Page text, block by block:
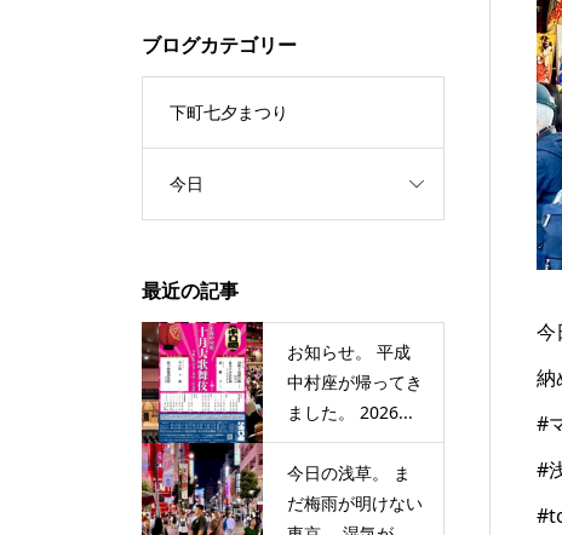
今
納
#
#
ブログカテゴリー
下町七夕まつり
今日
最近の記事
お知らせ。 平成
中村座が帰ってき
ました。 2026...
今日の浅草。 ま
だ梅雨が明けない